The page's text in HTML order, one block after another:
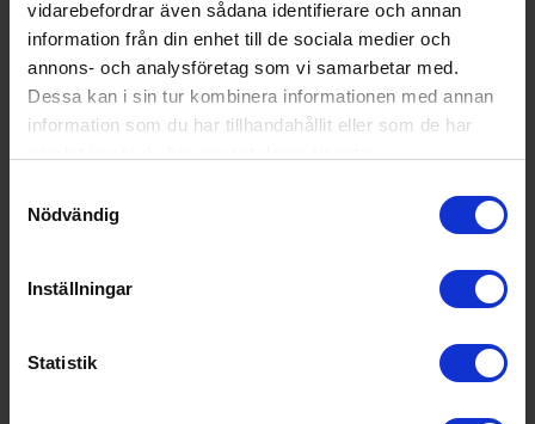
vidarebefordrar även sådana identifierare och annan
information från din enhet till de sociala medier och
annons- och analysföretag som vi samarbetar med.
Dessa kan i sin tur kombinera informationen med annan
information som du har tillhandahållit eller som de har
Nödvändig
Inställningar
Statistik
595:- 395:-
Specifikationer
Datablad